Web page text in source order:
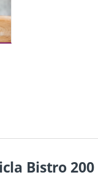
Bistro